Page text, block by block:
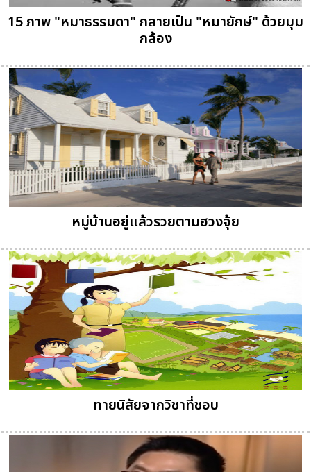
15 ภาพ "หมาธรรมดา" กลายเป็น "หมายักษ์" ด้วยมุม
กล้อง
หมู่บ้านอยู่แล้วรวยตามฮวงจุ้ย
ทายนิสัยจากวิชาที่ชอบ